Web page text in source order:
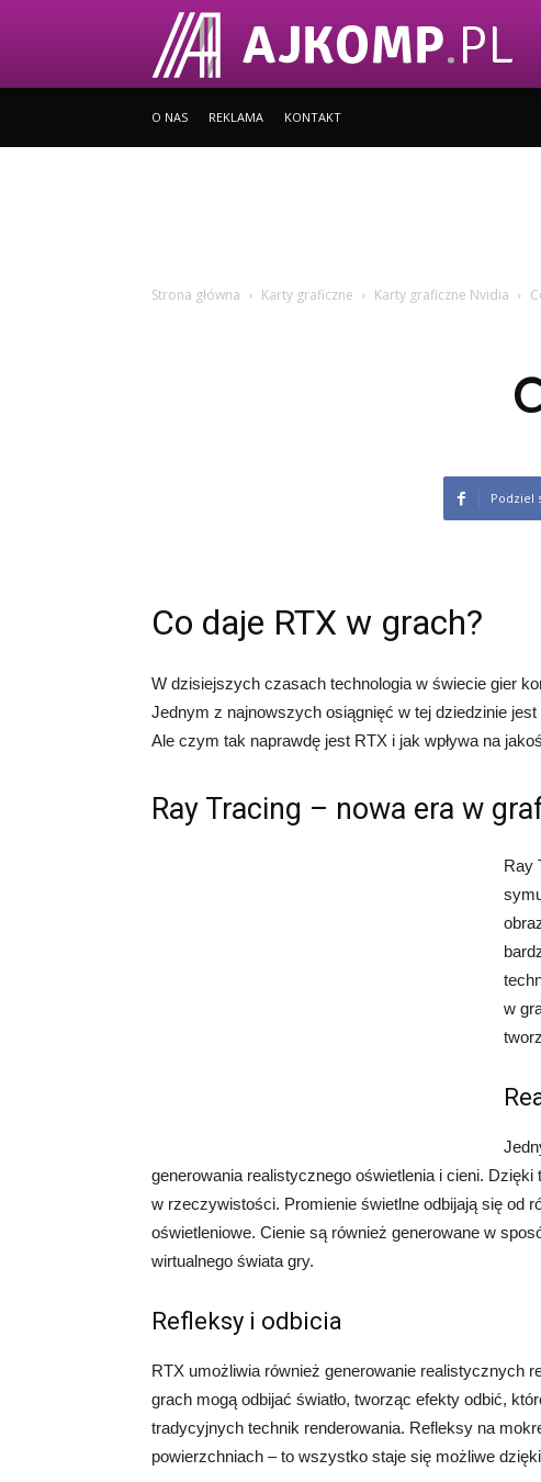
O NAS REKLAMA KONTAKT
Strona główna Karty graficzne Karty graficzne Nvidia
Podziel
Co daje RTX w grach?
W dzisiejszych czasach technologia w świecie gier
Jednym z najnowszych osiągnięć w tej dziedzinie
Ale czym tak naprawdę jest RTX i jak wpływa na
Ray Tracing – nowa era w
Ray
w
generowania realistycznego oświetlenia i cieni.
w rzeczywistości. Promienie świetlne odbijają się od
oświetleniowe. Cienie są również generowane w
wirtualnego świata gry.
Refleksy i odbicia
RTX umożliwia również generowanie realistycznych
grach mogą odbijać światło, tworząc efekty odbić,
tradycyjnych technik renderowania. Refleksy na
powierzchniach – to wszystko staje się możliwe